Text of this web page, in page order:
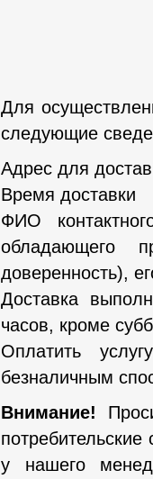
Для
следующие
Адрес для
Время доставки
ФИО
обладающего
доверенность),
Доставка
часов, кроме
Оплатить
безналичным
Внимание!
у нашего